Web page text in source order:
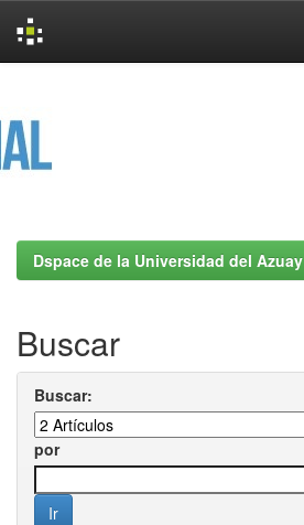
Dspace de la Universidad del Azuay
Buscar
Buscar:
por